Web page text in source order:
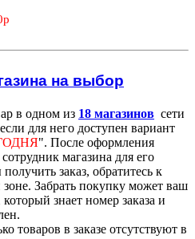
а на выбор
в одном из 18 магазинов сети
для него доступен вариант
". После оформления
магазина для его
заказ, обратитесь к
зоне. Забрать покупку может ваш
знает номер заказа и
товаров в заказе отсутствуют в